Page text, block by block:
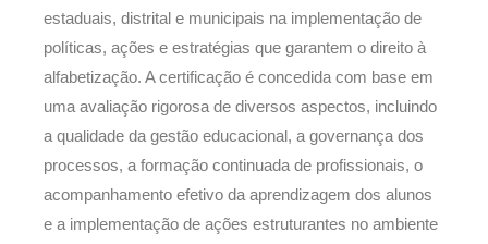
estaduais, distrital e municipais na implementação de
políticas, ações e estratégias que garantem o direito à
alfabetização. A certificação é concedida com base em
uma avaliação rigorosa de diversos aspectos, incluindo
a qualidade da gestão educacional, a governança dos
processos, a formação continuada de profissionais, o
acompanhamento efetivo da aprendizagem dos alunos
e a implementação de ações estruturantes no ambiente